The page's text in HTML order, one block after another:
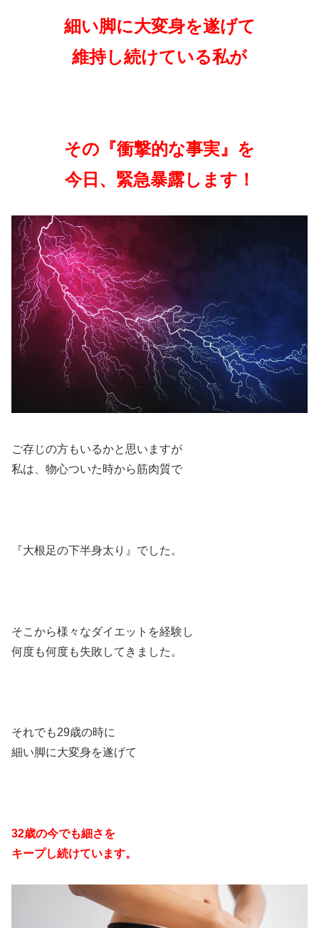
細い脚に大変身を遂げて
維持し続けている私が
その『衝撃的な事実』を
今日、 緊急暴露します！
ご存じの方もいるかと思いますが
私は、物心ついた時から筋肉質で
『大根足の下半身太り』でした。
そこから様々なダイエットを経験し
何度も何度も失敗してきました。
それでも29歳の時に
細い脚に大変身を遂げて
32歳の今でも細さを
キープし続けています。